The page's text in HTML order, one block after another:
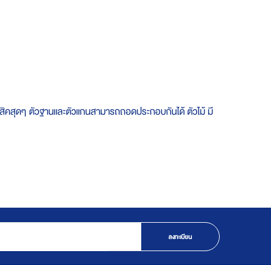
คสุดๆ ตัวฐานและตัวแกนสามารถถอดประกอบกันได้ ตัวไม้ มี
ลงทะเบียน